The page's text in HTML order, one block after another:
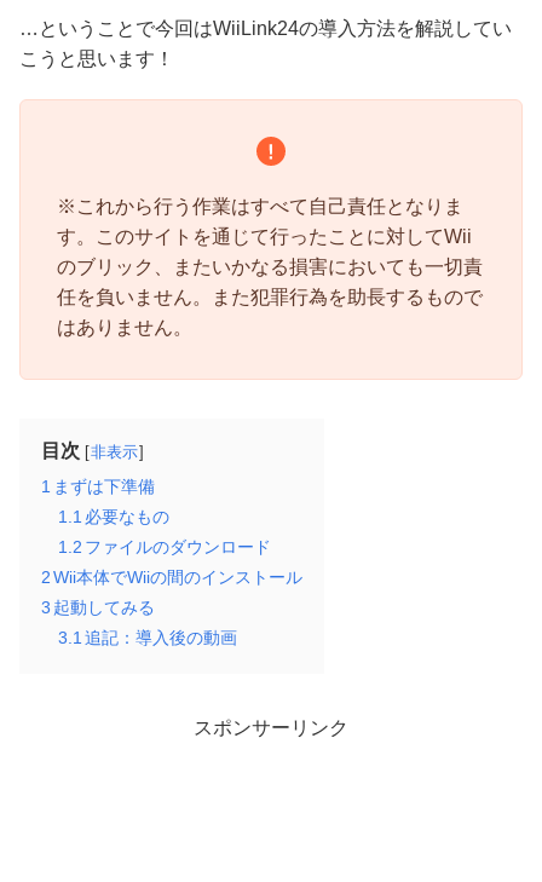
…ということで今回はWiiLink24の導入方法を解説してい
こうと思います！
※これから行う作業はすべて自己責任となりま
す。このサイトを通じて行ったことに対してWii
のブリック、またいかなる損害においても一切責
任を負いません。また犯罪行為を助長するもので
はありません。
目次 非表示
1 まずは下準備
1.1 必要なもの
1.2 ファイルのダウンロード
2Wii本体でWiiの間のインストール
3 起動してみる
3.1 追記：導入後の動画
スポンサーリンク